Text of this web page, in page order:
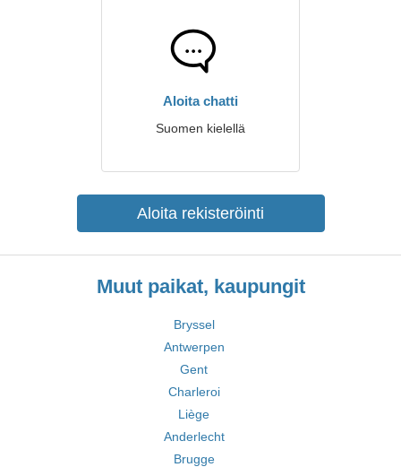
Aloita chatti
Suomen kielellä
Aloita rekisteröinti
Muut paikat, kaupungit
Bryssel
Antwerpen
Gent
Charleroi
Liège
Anderlecht
Brugge